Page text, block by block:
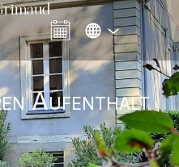
Aufenthalt